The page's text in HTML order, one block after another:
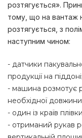
розтягується».
тому, що на вантаж
розтягується, з
наступним чином:
- датчики
продукції на піддоні;
- машина розмотує
необхідної
- один із країв
- отриманий рукав